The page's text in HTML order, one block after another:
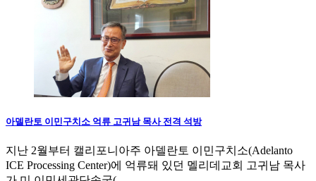
아델란토 이민구치소 억류 고귀남 목사 전격 석방
지난 2월부터 캘리포니아주 아델란토 이민구치소(Adelanto
ICE Processing Center)에 억류돼 있던 멜리데교회 고귀남 목사